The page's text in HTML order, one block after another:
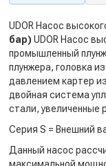
UDOR Насос
бар) UDOR Насос
промышленный
плунжера, головка
давлением картер
двойная система
стали, увеличенные
Серия S = Внешний
Данный насос